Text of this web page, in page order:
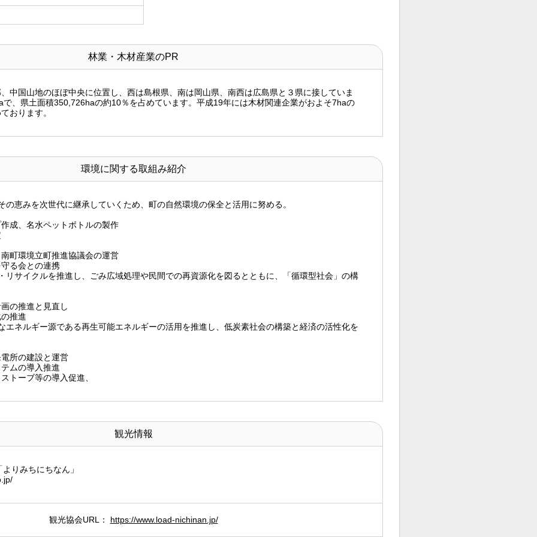
林業・木材産業のPR
中国山地のほぼ中央に位置し、西は島根県、南は岡山県、南西は広島県と３県に接していま
、県土面積350,726haの約10％を占めています。平成19年には木材関連企業がおよそ7haの
おります。
環境に関する取組み紹介
の恵みを次世代に継承していくため、町の自然環境の保全と活用に努める。
成、名水ペットボトルの製作
町環境立町推進協議会の運営
る会との連携
リサイクルを推進し、ごみ広域処理や民間での再資源化を図るとともに、「循環型社会」の構
の推進と見直し
推進
エネルギー源である再生可能エネルギーの活用を推進し、低炭素社会の構築と経済の活性化を
所の建設と運営
ムの導入推進
トーブ等の導入促進、
観光情報
りみちにちなん」
観光協会URL： https://www.load-nichinan.jp/